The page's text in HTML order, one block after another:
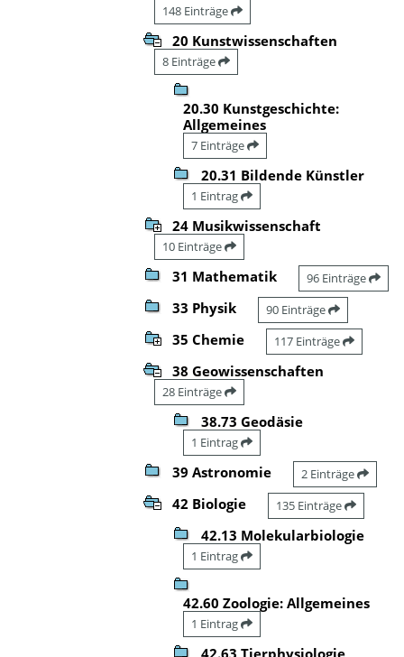
148 Einträge
20 Kunstwissenschaften
8 Einträge
20.30 Kunstgeschichte:
Allgemeines
7 Einträge
20.31 Bildende Künstler
1 Eintrag
24 Musikwissenschaft
10 Einträge
31 Mathematik 96 Einträge
33 Physik 90 Einträge
35 Chemie 117 Einträge
38 Geowissenschaften
28 Einträge
38.73 Geodäsie
1 Eintrag
39 Astronomie 2 Einträge
42 Biologie 135 Einträge
42.13 Molekularbiologie
1 Eintrag
42.60 Zoologie: Allgemeines
1 Eintrag
42.63 Tierphysiologie